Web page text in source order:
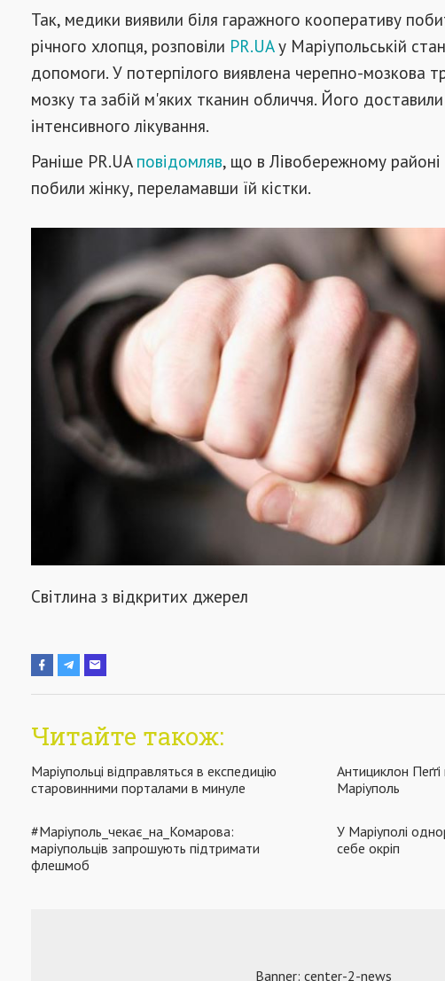
Так, медики виявили біля гаражного кооперативу
річного хлопця, розповіли PR.UAу Маріупольській
допомоги. У потерпілого виявлена черепно-мозкова
мозку та забій м'яких тканин обличчя. Його
інтенсивного лікування.
Раніше PR.UAповідомляв, що в Лівобережному районі
побили жінку, переламавши їй кістки.
Світлина з відкритих джерел
Читайте також:
Маріупольці відправляться в експедицію
старовинними порталами в минуле
Антициклон
Маріуполь
#Маріуполь_чекає_на_Комарова:
маріупольців запрошують підтримати
флешмоб
У Маріуполі
себе окріп